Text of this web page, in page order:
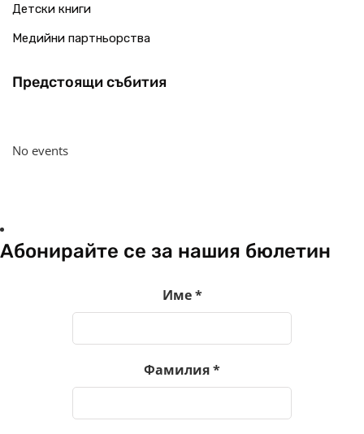
Детски книги
Медийни партньорства
Предстоящи събития
No events
Абонирайте се за нашия бюлетин
Име*
Фамилия*